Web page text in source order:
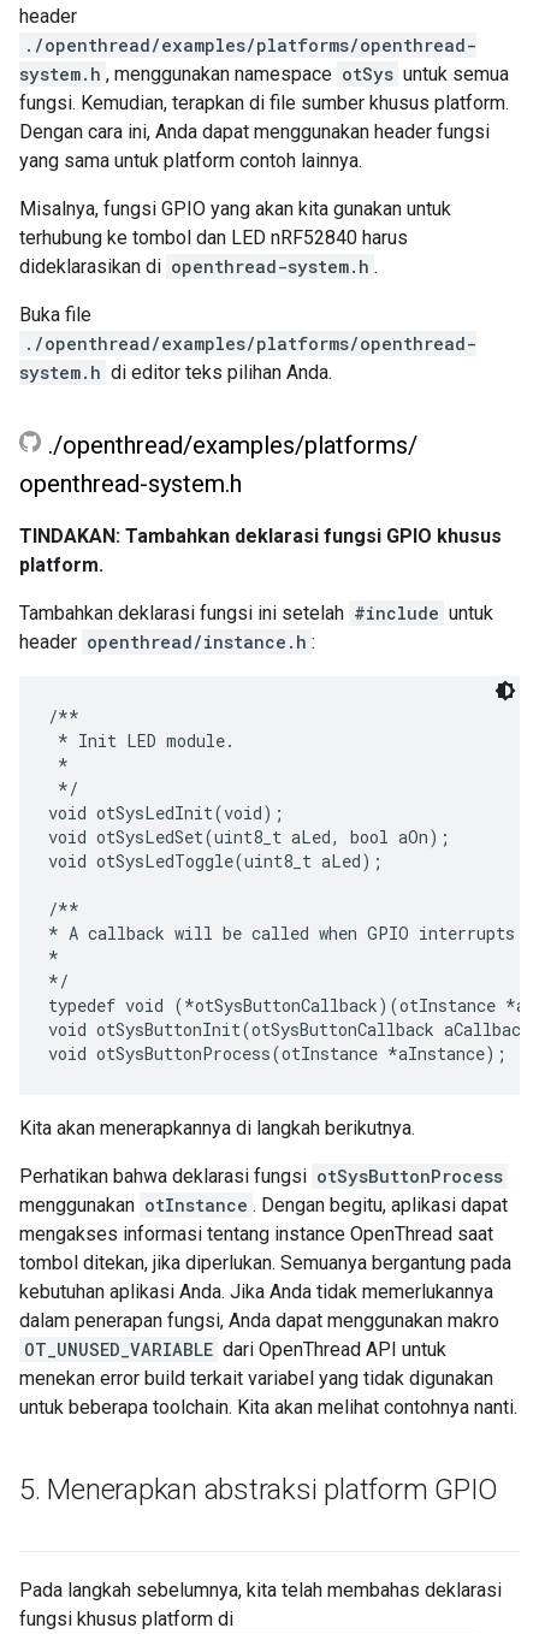
header
./openthread/examples/platforms/openthread-
system.h , menggunakan namespace otSys untuk semua
fungsi. Kemudian, terapkan di file sumber khusus platform.
Dengan cara ini, Anda dapat menggunakan header fungsi
yang sama untuk platform contoh lainnya.
Misalnya, fungsi GPIO yang akan kita gunakan untuk
terhubung ke tombol dan LED nRF52840 harus
dideklarasikan di openthread-system.h .
Buka file
./openthread/examples/platforms/openthread-
system.h di editor teks pilihan Anda.
./openthread/examples/platforms/
openthread-system.h
TINDAKAN: Tambahkan deklarasi fungsi GPIO khusus
platform.
Tambahkan deklarasi fungsi ini setelah #include untuk
header openthread/instance.h :
/**
* Init LED module.
*
*/
void otSysLedInit(void);
void otSysLedSet(uint8_t aLed, bool aOn);
void otSysLedToggle(uint8_t aLed);
/**
* A callback will be called when GPIO interrupts
*
*/
typedef void (*otSysButtonCallback)(otInstance
void otSysButtonInit(otSysButtonCallback
Kita akan menerapkannya di langkah berikutnya.
Perhatikan bahwa deklarasi fungsi otSysButtonProcess
menggunakan otInstance . Dengan begitu, aplikasi dapat
mengakses informasi tentang instance OpenThread saat
tombol ditekan, jika diperlukan. Semuanya bergantung pada
kebutuhan aplikasi Anda. Jika Anda tidak memerlukannya
dalam penerapan fungsi, Anda dapat menggunakan makro
OT_UNUSED_VARIABLE dari OpenThread API untuk
menekan error build terkait variabel yang tidak digunakan
untuk beberapa toolchain. Kita akan melihat contohnya nanti.
5. Menerapkan abstraksi platform GPIO
Pada langkah sebelumnya, kita telah membahas deklarasi
fungsi khusus platform di